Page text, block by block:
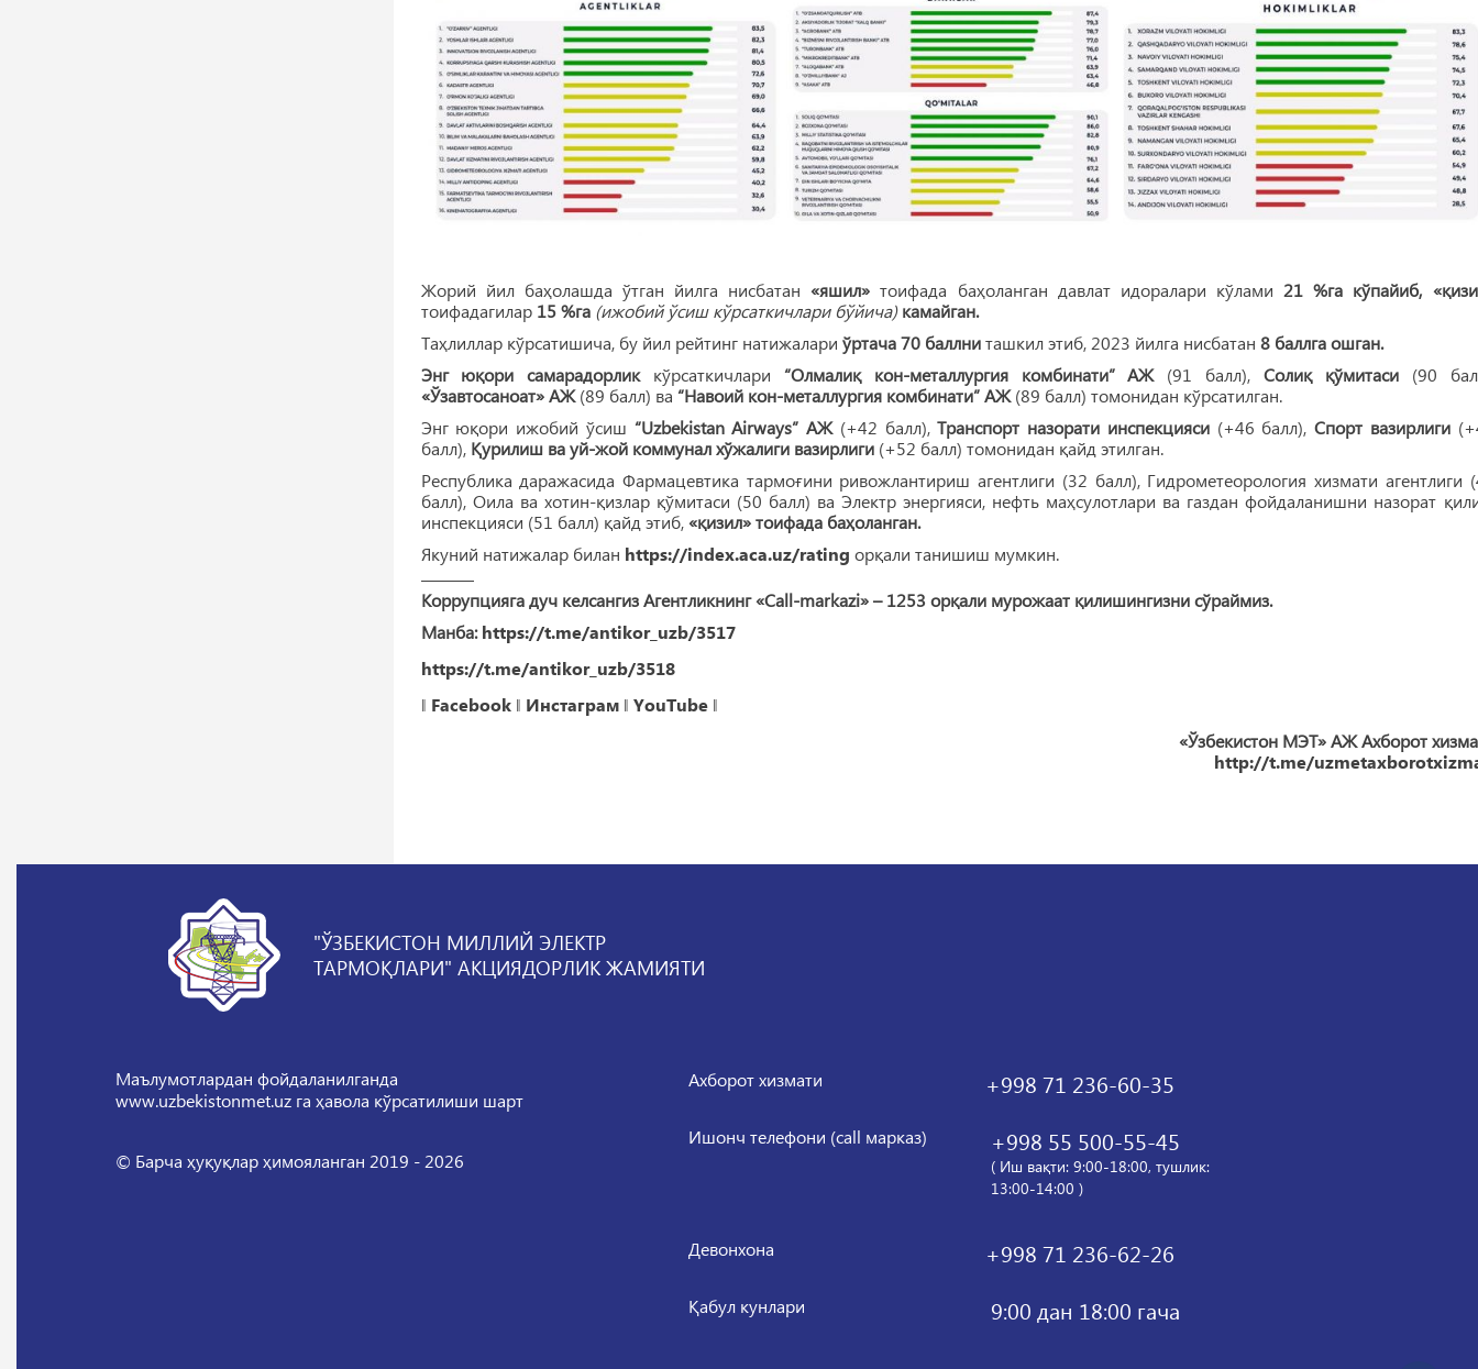
Жорий йил баҳолашда ўтган йилга нисбатан«яшил» тоифада баҳоланган давлат идоралари кўлами21 %га кўпайиб,
тоифадагилар 15 %га (ижобий ўсиш кўрсаткичлари бўйича)камайган.
Таҳлиллар кўрсатишича, бу йил рейтинг натижалари ўртача 70 баллниташкил этиб, 2023 йилга нисбатан 8 баллга ошган.
Энг юқори самарадорликкўрсаткичлари “Олмалиқ кон-металлургия комбинати” АЖ(91 балл), Солиқ қўмитаси(90
«Ўзавтосаноат» АЖ(89 балл) ва “Навоий кон-металлургия комбинати” АЖ(89 балл) томонидан кўрсатилган.
Энг юқори ижобий ўсиш “Uzbekistan Airways” АЖ(+42 балл),Транспорт назорати инспекцияси (+46 балл), Спорт вазирлиги
балл), Қурилиш ва уй-жой коммунал хўжалиги вазирлиги(+52 балл) томонидан қайд этилган.
Республика даражасида Фармацевтика тармоғини ривожлантириш агентлиги (32 балл), Гидрометеорология хизмати агентлиги
балл), Оила ва хотин-қизлар қўмитаси (50 балл) ва Электр энергияси, нефть маҳсулотлари ва газдан фойдаланишни назорат
инспекцияси (51 балл) қайд этиб,«қизил» тоифада баҳоланган.
Якуний натижалар билан https://index.aca.uz/rating орқали танишиш мумкин.
———
Коррупцияга дуч келсангиз Агентликнинг «Call-markazi» – 1253 орқали мурожаат қилишингизни сўраймиз.
Манба:https://t.me/antikor_uzb/3517
https://t.me/antikor_uzb/3518
‖ Facebook‖ Инстаграм‖ YouTube‖
«Ўзбекистон МЭТ» АЖ Ахборот
http://t.me/
"ЎЗБЕКИСТОН МИЛЛИЙ ЭЛЕКТР
ТАРМОҚЛАРИ" АКЦИЯДОРЛИК ЖАМИЯТИ
Маълумотлардан фойдаланилганда
www.uzbekistonmet.uz га ҳавола кўрсатилиши шарт
© Барча ҳуқуқлар ҳимояланган 2019 - 2026
Ахборот хизмати +998 71 236-60-35
Ишонч телефони (call марказ) +998 55 500-55-45
( Иш вақти: 9:00-18:00, тушлик:
13:00-14:00 )
Девонхона +998 71 236-62-26
Қабул кунлари 9:00 дан 18:00 гача